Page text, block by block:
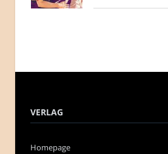
VERLAG
Homepage